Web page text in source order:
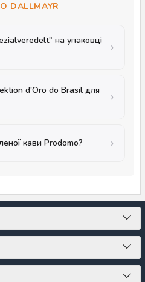
на упаковці
d'Oro do Brasil для
кави Prodomo?